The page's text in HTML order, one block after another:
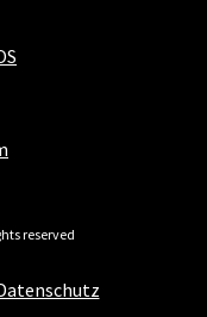
reserved